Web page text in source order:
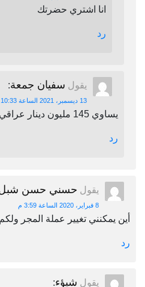
انا اشتري حضرتك
رد
يقول سفيان جمعة:
13 ديسمبر، 2021 الساعة 10:33 ص
يساوي 145 مليون دينار عراقي
رد
يقول حسني حسن
8 فبراير، 2020 الساعة 3:59 م
أين يمكنني تغيير عملة المجر
رد
يقول شيؤء: